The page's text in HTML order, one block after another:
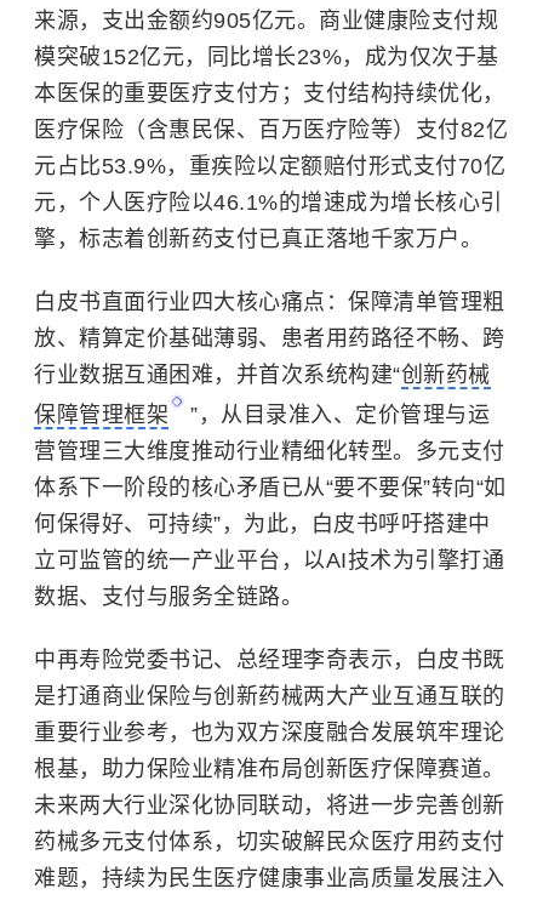
来源，支出金额约905亿元。商业健康险支付规
模突破152亿元，同比增长23%，成为仅次于基
本医保的重要医疗支付方；支付结构持续优化，
医疗保险（含惠民保、百万医疗险等）支付82亿
元占比53.9%，重疾险以定额赔付形式支付70亿
元，个人医疗险以46.1%的增速成为增长核心引
擎，标志着创新药支付已真正落地千家万户。
白皮书直面行业四大核心痛点：保障清单管理粗
放、精算定价基础薄弱、患者用药路径不畅、跨
行业数据互通困难，并首次系统构建“创新药械
保障管理框架
” ，从目录准入、定价管理与运
营管理三大维度推动行业精细化转型。多元支付
体系下一阶段的核心矛盾已从“要不要保”转向“如
何保得好、可持续” ，为此，白皮书呼吁搭建中
立可监管的统一产业平台，以AI技术为引擎打通
数据、支付与服务全链路。
中再寿险党委书记、总经理李奇表示，白皮书既
是打通商业保险与创新药械两大产业互通互联的
重要行业参考，也为双方深度融合发展筑牢理论
根基，助力保险业精准布局创新医疗保障赛道。
未来两大行业深化协同联动，将进一步完善创新
药械多元支付体系，切实破解民众医疗用药支付
难题，持续为民生医疗健康事业高质量发展注入